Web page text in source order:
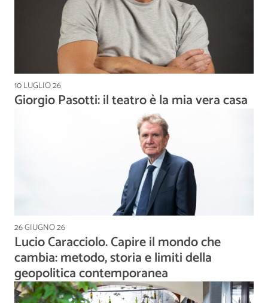
10 LUGLIO 26
Giorgio Pasotti: il teatro è la mia vera casa
26 GIUGNO 26
Lucio Caracciolo. Capire il mondo che
cambia: metodo, storia e limiti della
geopolitica contemporanea